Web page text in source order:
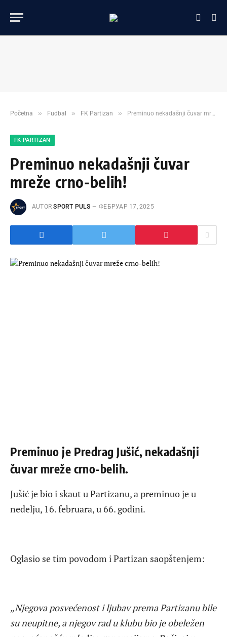
Početna » Fudbal » FK Partizan » Preminuo nekadašnji čuvar mreže crno-belih!
FK PARTIZAN
Preminuo nekadašnji čuvar
mreže crno-belih!
AUTOR SPORT PULS ФЕБРУАР 17, 2025
Preminuo je Predrag Jušić, nekadašnji
čuvar mreže crno-belih.
Jušić je bio i skaut u Partizanu, a preminuo je u
nedelju, 16. februara, u 66. godini.
Oglasio se tim povodom i Partizan saopštenjem:
„Njegova posvećenost i ljubav prema Partizanu bile
su neupitne, a njegov rad u klubu bio je obeležen